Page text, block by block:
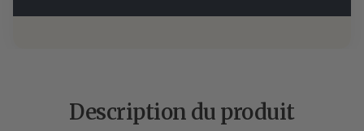
Description du produit